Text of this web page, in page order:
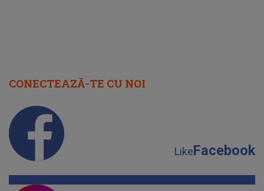
CONECTEAZĂ-TE CU NOI
LikeFacebook